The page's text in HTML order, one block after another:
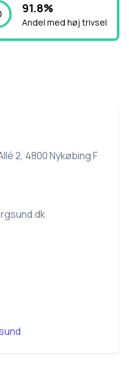
91.8%
Andel med høj trivsel
2, 4800 Nykøbing F